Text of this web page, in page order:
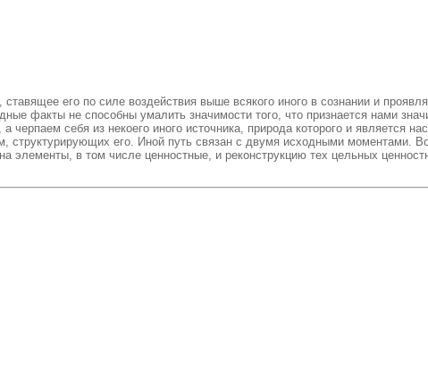
его по силе воздействия выше всякого иного в сознании и
факты не способны умалить значимости того, что признается нами
себя из некоего иного источника, природа которого и является
структурирующих его. Иной путь связан с двумя исходными моментами.
в том числе ценностные, и реконструкцию тех цельных